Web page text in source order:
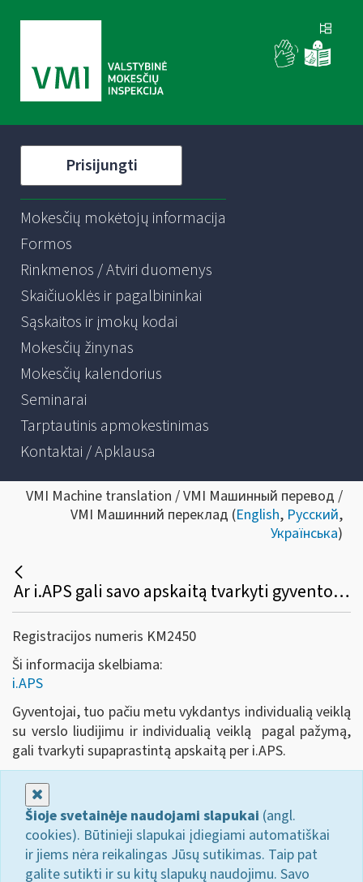
Prisijungti
Mokesčių mokėtojų informacija
Formos
Rinkmenos / Atviri duomenys
Skaičiuoklės ir pagalbininkai
Sąskaitos ir įmokų kodai
Mokesčių žinynas
Mokesčių kalendorius
Seminarai
Tarptautinis apmokestinimas
Kontaktai / Apklausa
VMI Machine translation / VMI Машинный перевод /
VMI Машинний переклад (English, Русский,
Українська)
Ar i.APS gali savo apskaitą tvarkyti gyventojas, turintis tuo pačiu laikotarpiu verslo liudijimą ir individualią veiklą pagal pažymą?
Registracijos numeris KM2450
Ši informacija skelbiama:
i.APS
Gyventojai, tuo pačiu metu vykdantys individualią veiklą
su verslo liudijimu ir individualią veiklą pagal pažymą,
gali tvarkyti supaprastintą apskaitą per i.APS.
Šioje svetainėje naudojami slapukai (angl.
cookies). Būtinieji slapukai įdiegiami automatiškai
ir jiems nėra reikalingas Jūsų sutikimas. Taip pat
galite sutikti ir su kitų slapukų naudojimu. Savo